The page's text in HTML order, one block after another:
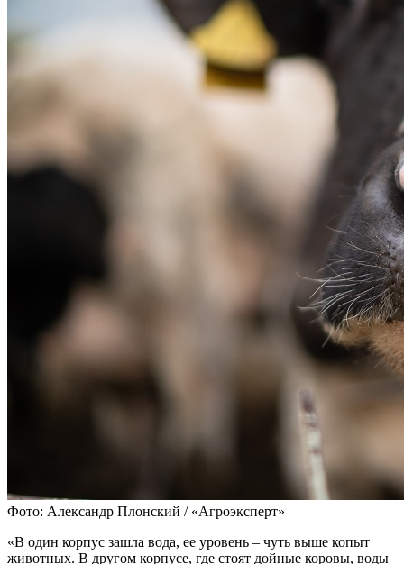
Фото: Александр Плонский / «Агроэксперт»
«В один корпус зашла вода, ее уровень – чуть выше копыт
животных. В другом корпусе, где стоят дойные коровы, воды